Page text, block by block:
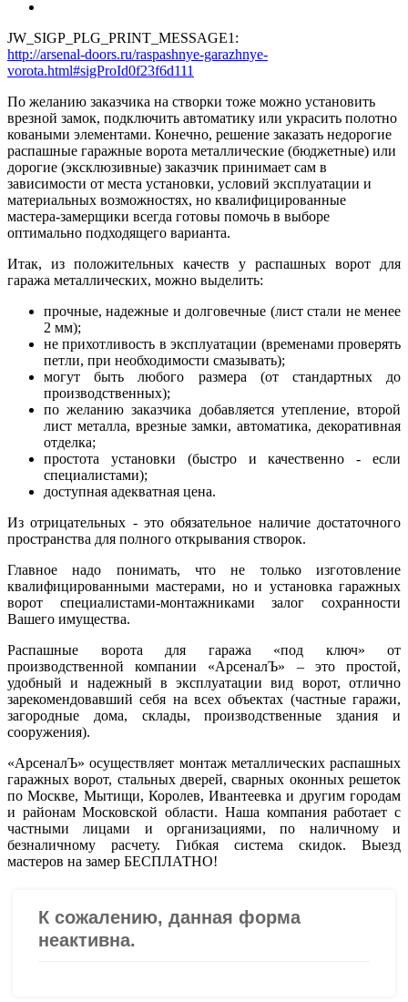
JW_SIGP_PLG_PRINT_MESSAGE1:
http://arsenal-doors.ru/raspashnye-garazhnye-
vorota.html#sigProId0f23f6d111
По желанию заказчика на створки тоже можно установить
врезной замок, подключить автоматику или украсить полотно
коваными элементами. Конечно, решение заказать недорогие
распашные гаражные ворота металлические (бюджетные) или
дорогие (эксклюзивные) заказчик принимает сам в
зависимости от места установки, условий эксплуатации и
материальных возможностях, но квалифицированные
мастера-замерщики всегда готовы помочь в выборе
оптимально подходящего варианта.
Итак, из положительных качеств у распашных ворот для
гаража металлических, можно выделить:
прочные, надежные и долговечные (лист стали не менее
2 мм);
не прихотливость в эксплуатации (временами проверять
петли, при необходимости смазывать);
могут быть любого размера (от стандартных до
производственных);
по желанию заказчика добавляется утепление, второй
лист металла, врезные замки, автоматика, декоративная
отделка;
простота установки (быстро и качественно - если
специалистами);
доступная адекватная цена.
Из отрицательных - это обязательное наличие достаточного
пространства для полного открывания створок.
Главное надо понимать, что не только изготовление
квалифицированными мастерами, но и установка гаражных
ворот специалистами-монтажниками залог сохранности
Вашего имущества.
Распашные ворота для гаража «под ключ» от
производственной компании «АрсеналЪ» – это простой,
удобный и надежный в эксплуатации вид ворот, отлично
зарекомендовавший себя на всех объектах (частные гаражи,
загородные дома, склады, производственные здания и
сооружения).
«АрсеналЪ» осуществляет монтаж металлических распашных
гаражных ворот, стальных дверей, сварных оконных решеток
по Москве, Мытищи, Королев, Ивантеевка и другим городам
и районам Московской области. Наша компания работает с
частными лицами и организациями, по наличному и
безналичному расчету. Гибкая система скидок. Выезд
мастеров на замер БЕСПЛАТНО!